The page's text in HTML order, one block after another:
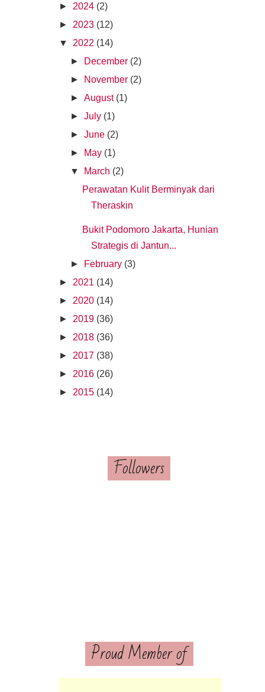
► 2024 (2)
► 2023 (12)
▼
2022 (14)
►
December (2)
►
November (2)
►August (1)
►July (1)
►June (2)
►
May (1)
▼
March (2)
Perawatan Kulit Berminyak dari
Theraskin
Bukit Podomoro Jakarta, Hunian
Strategis di Jantun...
►
February (3)
► 2021 (14)
► 2020 (14)
► 2019 (36)
► 2018 (36)
► 2017 (38)
► 2016 (26)
► 2015 (14)
Followers
Proud Member of